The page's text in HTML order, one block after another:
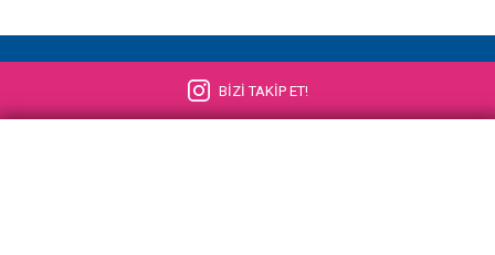
BİZİ TAKİP ET!